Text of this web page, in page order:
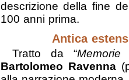
descrizione della fine
100 anni prima.
Antica
Tratto da “
Bartolomeo Ravenna